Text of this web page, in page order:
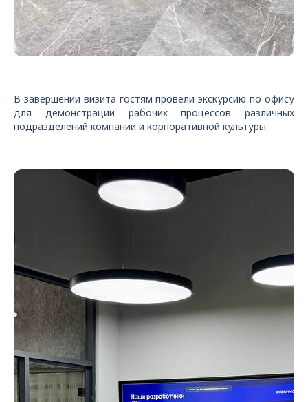
В завершении визита гостям провели экскурсию по офису
для демонстрации рабочих процессов различных
подразделений компании и корпоративной культуры.